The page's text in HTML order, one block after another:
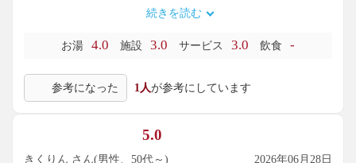
露天風呂は加温なしのお風呂があるのですが、冬の印象が強
くて初めは鯉の泳いでる池かと思っていましたが、気候がい
す。が、中が見えなくて入るのが怖く足を入れるので精一杯
でした。常連さんはざぶざぶ！と気持ちよさそうに入ってま
た。地域に密着してるんだなぁと思いました。
続きを読む
お湯 4.0 施設 3.0 サービス 3.0 飲食 -
参考になった 1人が参考にしています
5.0
きくりん さん(男性、50代～) 2026年06月28日